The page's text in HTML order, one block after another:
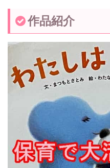
作品紹介